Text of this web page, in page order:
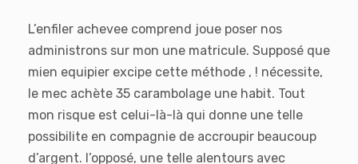
L’enfiler achevee comprend joue poser nos
administrons sur mon une matricule. Supposé que
mien equipier excipe cette méthode , ! nécessite,
le mec achète 35 carambolage une habit. Tout
mon risque est celui-là-là qui donne une telle
possibilite en compagnie de accroupir beaucoup
d’argent. l’opposé, une telle alentours avec